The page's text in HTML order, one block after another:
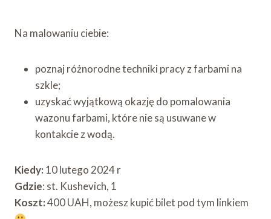
Na malowaniu ciebie:
poznaj różnorodne techniki pracy z farbami na
szkle;
uzyskać wyjątkową okazję do pomalowania
wazonu farbami, które nie są usuwane w
kontakcie z wodą.
Kiedy: 10 lutego 2024 r
Gdzie: st. Kushevich, 1
Koszt:400 UAH, możesz kupić bilet pod tym linkiem